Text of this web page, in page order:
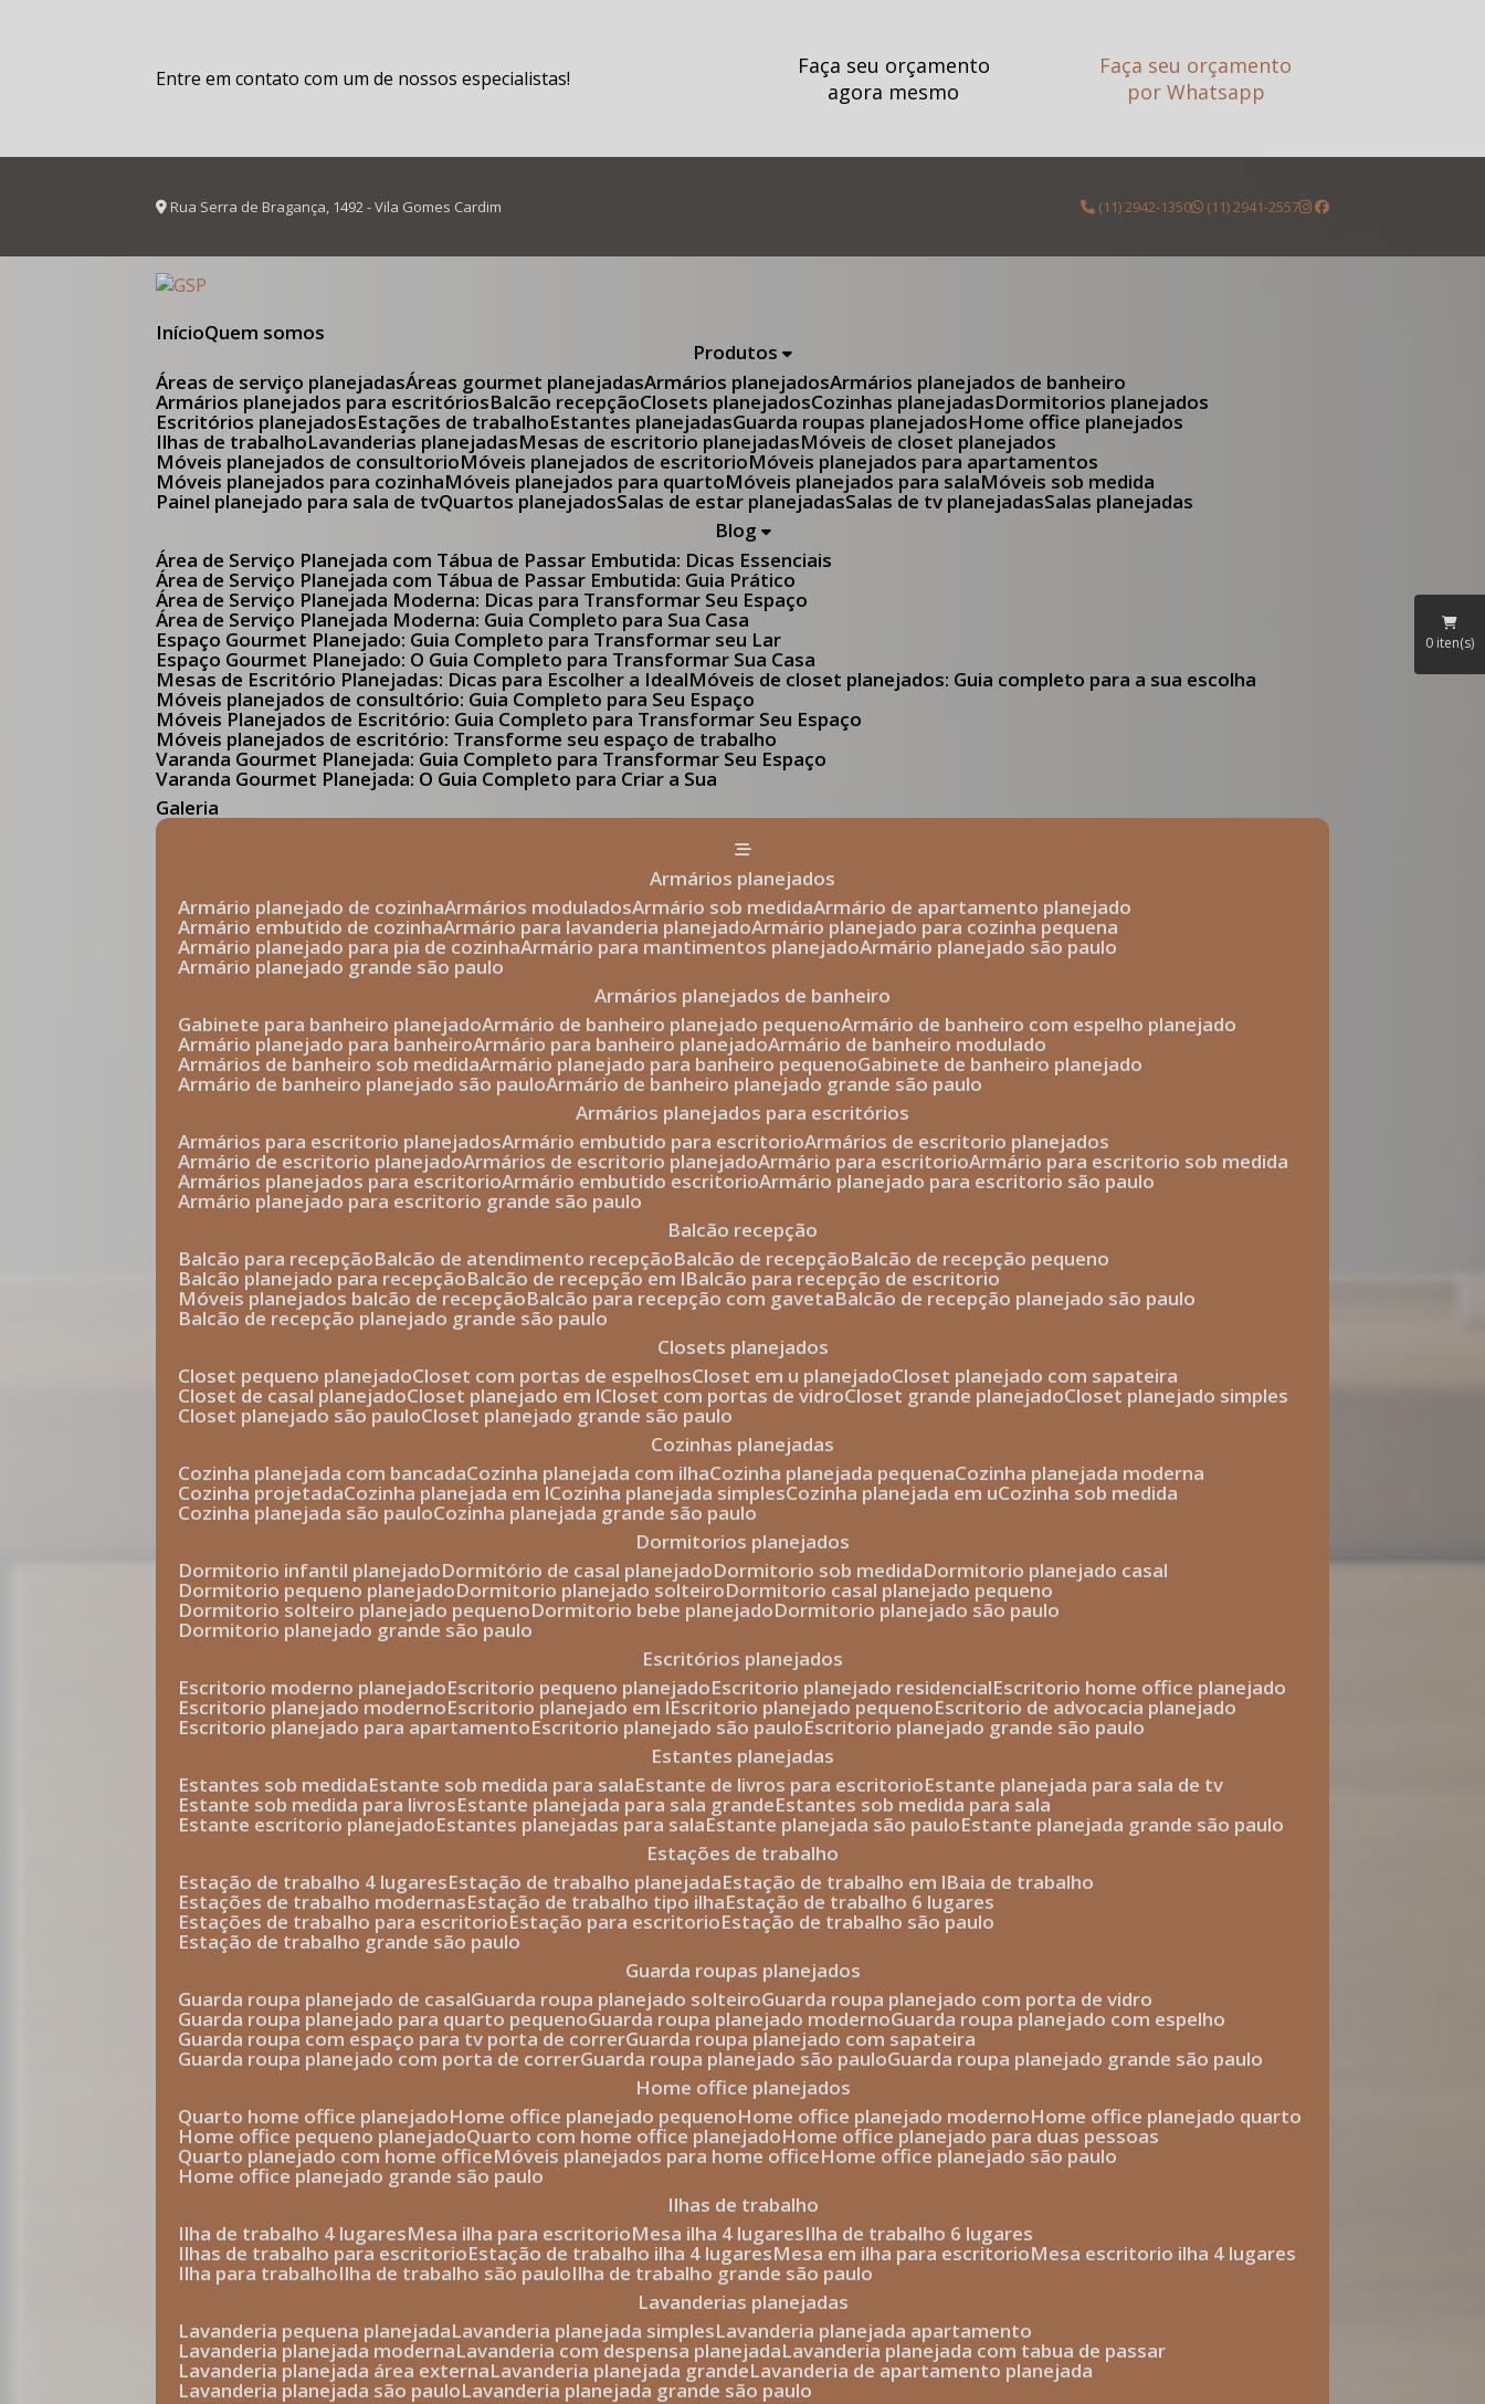
Entre em contato com um de nossos especialistas!
Faça seu orçamento
agora mesmo
Faça seu orçamento
por Whatsapp
Rua Serra de Bragança, 1492 - Vila Gomes Cardim (11) 2942-1350 (11) 2941-2557
Início Quem somos
Produtos
Áreas de serviço planejadas Áreas gourmet planejadas Armários planejados Armários planejados de banheiro
Armários planejados para escritórios Balcão recepção Closets planejados Cozinhas planejadas Dormitorios planejados
Escritórios planejados Estações de trabalho Estantes planejadas Guarda roupas planejados Home office planejados
Ilhas de trabalho Lavanderias planejadas Mesas de escritorio planejadas Móveis de closet planejados
Móveis planejados de consultorio Móveis planejados de escritorio Móveis planejados para apartamentos
Móveis planejados para cozinha Móveis planejados para quarto Móveis planejados para sala Móveis sob medida
Painel planejado para sala de tv Quartos planejados Salas de estar planejadas Salas de tv planejadas Salas planejadas
Blog
Área de Serviço Planejada com Tábua de Passar Embutida: Dicas Essenciais
Área de Serviço Planejada com Tábua de Passar Embutida: Guia Prático
Área de Serviço Planejada Moderna: Dicas para Transformar Seu Espaço
Área de Serviço Planejada Moderna: Guia Completo para Sua Casa
Espaço Gourmet Planejado: Guia Completo para Transformar seu Lar
Espaço Gourmet Planejado: O Guia Completo para Transformar Sua Casa
Mesas de Escritório Planejadas: Dicas para Escolher a Ideal Móveis de closet planejados: Guia completo para a sua escolha
Móveis planejados de consultório: Guia Completo para Seu Espaço
Móveis Planejados de Escritório: Guia Completo para Transformar Seu Espaço
Móveis planejados de escritório: Transforme seu espaço de trabalho
Varanda Gourmet Planejada: Guia Completo para Transformar Seu Espaço
Varanda Gourmet Planejada: O Guia Completo para Criar a Sua
Galeria
armários planejados
armário planejado de cozinha armários modulados armário sob medida armário de apartamento planejado
armário embutido de cozinha armário para lavanderia planejado armário planejado para cozinha pequena
armário planejado para pia de cozinha armário para mantimentos planejado armário planejado são paulo
armário planejado grande são paulo
armários planejados de banheiro
gabinete para banheiro planejado armário de banheiro planejado pequeno armário de banheiro com espelho planejado
armário planejado para banheiro armário para banheiro planejado armário de banheiro modulado
armários de banheiro sob medida armário planejado para banheiro pequeno gabinete de banheiro planejado
armário de banheiro planejado são paulo armário de banheiro planejado grande são paulo
armários planejados para escritórios
armários para escritorio planejados armário embutido para escritorio armários de escritorio planejados
armário de escritorio planejado armários de escritorio planejado armário para escritorio armário para escritorio sob medida
armários planejados para escritorio armário embutido escritorio armário planejado para escritorio são paulo
armário planejado para escritorio grande são paulo
balcão recepção
balcão para recepção
balcão de atendimento recepção balcão de recepção balcão de recepção pequeno
balcão planejado para recepção balcão de recepção em l balcão para recepção de escritorio
móveis planejados balcão de recepção balcão para recepção com gaveta balcão de recepção planejado são paulo
balcão de recepção planejado grande são paulo
closets planejados
closet pequeno planejado closet com portas de espelhos closet em u planejado closet planejado com sapateira
closet de casal planejado closet planejado em l closet com portas de vidro closet grande planejado closet planejado simples
closet planejado são paulo closet planejado grande são paulo
cozinhas planejadas
cozinha planejada com bancada cozinha planejada com ilha cozinha planejada pequena cozinha planejada moderna
cozinha projetada cozinha planejada em l cozinha planejada simples cozinha planejada em u cozinha sob medida
cozinha planejada são paulo cozinha planejada grande são paulo
dormitorios planejados
dormitorio infantil planejado
dormitório de casal planejado dormitorio sob medida dormitorio planejado casal
dormitorio pequeno planejado dormitorio planejado solteiro dormitorio casal planejado pequeno
dormitorio solteiro planejado pequeno dormitorio bebe planejado dormitorio planejado são paulo
dormitorio planejado grande são paulo
escritórios planejados
escritorio moderno planejado escritorio pequeno planejado escritorio planejado residencial escritorio home office planejado
escritorio planejado moderno escritorio planejado em l escritorio planejado pequeno escritorio de advocacia planejado
escritorio planejado para apartamento escritorio planejado são paulo escritorio planejado grande são paulo
estantes planejadas
estantes sob medida estante sob medida para sala estante de livros para escritorio estante planejada para sala de tv
estante sob medida para livros estante planejada para sala grande estantes sob medida para sala
estante escritorio planejado estantes planejadas para sala estante planejada são paulo estante planejada grande são paulo
estações de trabalho
estação de trabalho 4 lugares estação de trabalho planejada estação de trabalho em l baia de trabalho
estações de trabalho modernas estação de trabalho tipo ilha estação de trabalho 6 lugares
estações de trabalho para escritorio estação para escritorio estação de trabalho são paulo
estação de trabalho grande são paulo
guarda roupas planejados
guarda roupa planejado de casal
guarda roupa planejado solteiro guarda roupa planejado com porta de vidro
guarda roupa planejado para quarto pequeno guarda roupa planejado moderno guarda roupa planejado com espelho
guarda roupa com espaço para tv porta de correr guarda roupa planejado com sapateira
guarda roupa planejado com porta de correr guarda roupa planejado são paulo
guarda roupa planejado grande são paulo
home office planejados
quarto home office planejado
home office planejado pequeno home office planejado moderno home office planejado quarto
home office pequeno planejado quarto com home office planejado home office planejado para duas pessoas
quarto planejado com home office móveis planejados para home office home office planejado são paulo
home office planejado grande são paulo
ilhas de trabalho
ilha de trabalho 4 lugares
mesa ilha para escritorio mesa ilha 4 lugares ilha de trabalho 6 lugares
ilhas de trabalho para escritorio estação de trabalho ilha 4 lugares mesa em ilha para escritorio mesa escritorio ilha 4 lugares
ilha para trabalho ilha de trabalho são paulo ilha de trabalho grande são paulo
lavanderias planejadas
lavanderia pequena planejada lavanderia planejada simples lavanderia planejada apartamento
lavanderia planejada moderna lavanderia com despensa planejada lavanderia planejada com tabua de passar
lavanderia planejada área externa lavanderia planejada grande lavanderia de apartamento planejada
lavanderia planejada são paulo lavanderia planejada grande são paulo
0 iten(s)